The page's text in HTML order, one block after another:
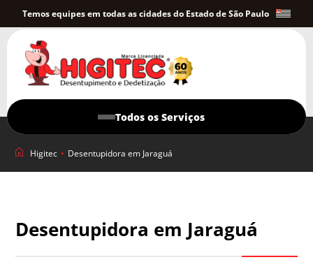
Higitec • Desentupidora em Jaraguá
Desentupidora em Jaraguá
Temos equipes em todas as cidades do Estado de São Paulo
Todos os Serviços